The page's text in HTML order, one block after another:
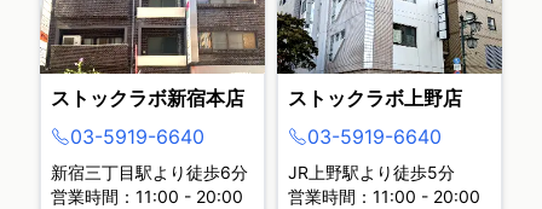
ストックラボ新宿本店
03-5919-6640
新宿三丁目駅より徒歩6分
営業時間：11:00 - 20:00
ストックラボ上野店
03-5919-6640
JR上野駅より徒歩5分
営業時間：11:00 - 20:00